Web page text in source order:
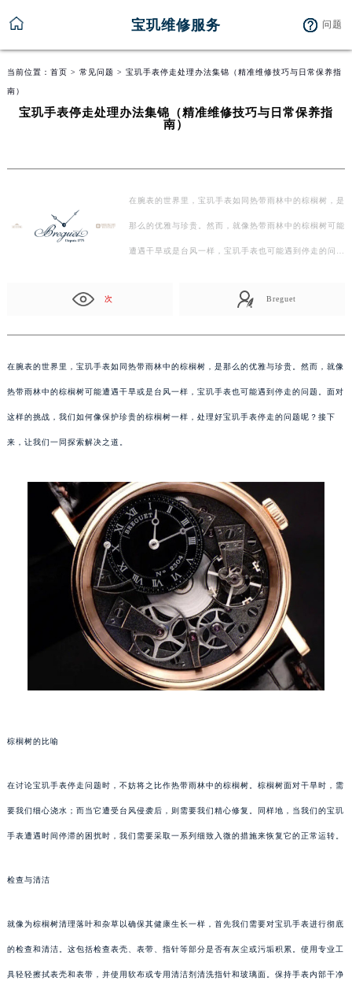
宝玑维修服务 问题
当前位置： 首页 > 常见问题 > 宝玑手表停走处理办法集锦（精准维修技巧与日常保养指
南）
宝玑手表停走处理办法集锦（精准维修技巧与日常保养指
南）
在腕表的世界里，宝玑手表如同热带雨林中的棕榈树，是
那么的优雅与珍贵。然而，就像热带雨林中的棕榈树可能
遭遇干旱或是台风一样，宝玑手表也可能遇到停走的问
次 Breguet
在腕表的世界里，宝玑手表如同热带雨林中的棕榈树，是那么的优雅与珍贵。然而，就像
热带雨林中的棕榈树可能遭遇干旱或是台风一样，宝玑手表也可能遇到停走的问题。面对
这样的挑战，我们如何像保护珍贵的棕榈树一样，处理好宝玑手表停走的问题呢？接下
来，让我们一同探索解决之道。
棕榈树的比喻
在讨论宝玑手表停走问题时，不妨将之比作热带雨林中的棕榈树。棕榈树面对干旱时，需
要我们细心浇水；而当它遭受台风侵袭后，则需要我们精心修复。同样地，当我们的宝玑
手表遭遇时间停滞的困扰时，我们需要采取一系列细致入微的措施来恢复它的正常运转。
检查与清洁
就像为棕榈树清理落叶和杂草以确保其健康生长一样，首先我们需要对宝玑手表进行彻底
的检查和清洁。这包括检查表壳、表带、指针等部分是否有灰尘或污垢积累。使用专业工
具轻轻擦拭表壳和表带，并使用软布或专用清洁剂清洗指针和玻璃面。保持手表内部干净